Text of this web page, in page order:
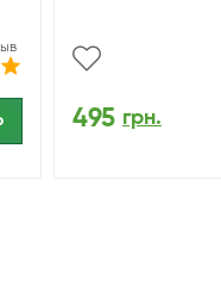
495 грн.